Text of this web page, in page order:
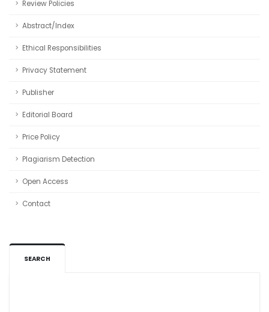
Review Policies
Abstract/Index
Ethical Responsibilities
Privacy Statement
Publisher
Editorial Board
Price Policy
Plagiarism Detection
Open Access
Contact
SEARCH